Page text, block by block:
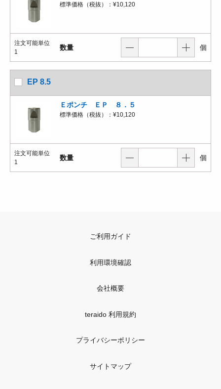
標準価格（税抜）： ¥10,120
注文可能単位
1
数量 個
EP 8.5
Ｅポンチ ＥＰ ８．５
標準価格（税抜）： ¥10,120
注文可能単位
1
数量 個
ご利用ガイド
利用環境確認
会社概要
teraido 利用規約
プライバシーポリシー
サイトマップ